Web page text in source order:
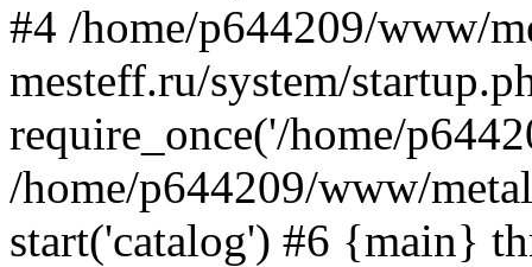
#4 /home/p644209/www/
mesteff.ru/system/
require_once('/home/
/home/p644209/www/
start('catalog') #6 {main}